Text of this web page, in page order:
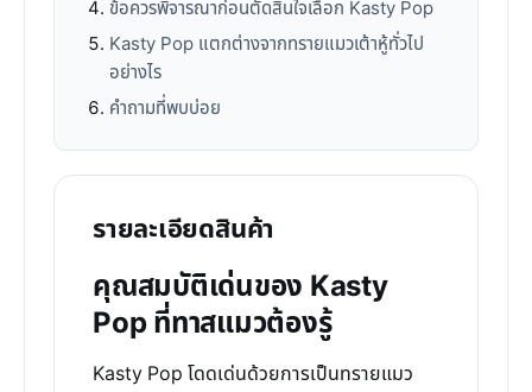
ข้อควรพิจารณาก่อนตัดสินใจเลือก Kasty Pop
Kasty Pop แตกต่างจากทรายแมวเต้าหู้ทั่วไป
อย่างไร
คำถามที่พบบ่อย
รายละเอียดสินค้า
คุณสมบัติเด่นของ Kasty
Pop ที่ทาสแมวต้องรู้
Kasty Pop โดดเด่นด้วยการเป็นทรายแมว